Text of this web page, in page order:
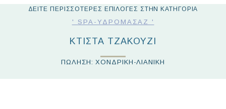
ΔΕΙΤΕ ΠΕΡΙΣΣΟΤΕΡΕΣ ΕΠΙΛΟΓΕΣ ΣΤΗΝ ΚΑΤΗΓΟΡΙΑ
' SPA-ΥΔΡΟΜΑΣΆΖ '
ΚΤΙΣΤΆ ΤΖΑΚΟΎΖΙ
ΠΩΛΗΣΗ: ΧΟΝΔΡΙΚΗ-ΛΙΑΝΙΚΗ